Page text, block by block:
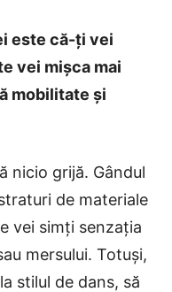
este că-ți vei
vei mișca mai
mobilitate și
nicio grijă. Gândul
de materiale
vei simți senzația
mersului. Totuși,
stilul de dans, să